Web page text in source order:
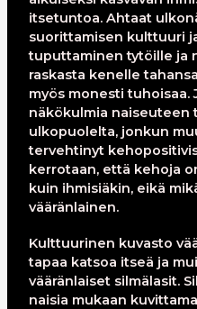
itsetuntoa. Ahtaat
suorittamisen kulttuuri
tuputtaminen tytöille ja
raskasta kenelle
myös monesti tuhoisaa.
näkökulmia naiseuteen
ulkopuolelta, jonkun
tervehtinyt
kerrotaan, että kehoja
kuin ihmisiäkin, eikä
vääränlainen.
Kulttuurinen kuvasto
tapaa katsoa itseä ja
vääränlaiset silmälasit.
naisia mukaan